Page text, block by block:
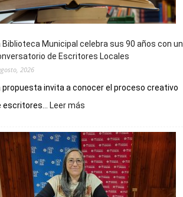
Biblioteca Municipal celebra sus 90 años con un
de Escritores Locales
2026
propuesta invita a conocer el proceso creativo
escritores...
Leer más
Municipal
celebra
sus
90
años